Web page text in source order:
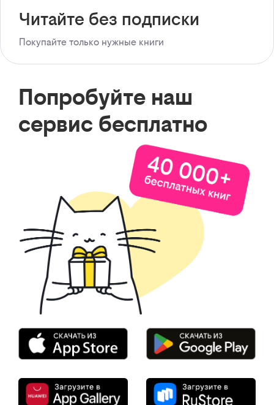
Читайте без подписки
Покупайте только нужные книги
Попробуйте наш
сервис бесплатно